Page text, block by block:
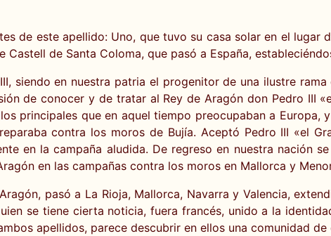
de este apellido: Uno, que tuvo su casa solar en el lugar
de Santa Coloma, que pasó a España,
siendo en nuestra patria el progenitor de una ilustre
de conocer y de tratar al Rey de Aragón don Pedro III
principales que en aquel tiempo preocupaban a
contra los moros de Bujía. Aceptó Pedro III «el
en la campaña aludida. De regreso en nuestra nación
en las campañas contra los moros en Mallorca y
pasó a La Rioja, Mallorca, Navarra y Valencia,
se tiene cierta noticia, fuera francés, unido a la
apellidos, parece descubrir en ellos una comunidad de